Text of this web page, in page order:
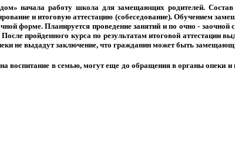
начала работу школа для замещающих родителей.
и итоговую аттестацию (собеседование). Обучением
форме. Планируется проведение занятий и по очно -
пройденного курса по результатам итоговой аттестации
не выдадут заключение, что гражданин может быть
в семью, могут еще до обращения в органы опеки и